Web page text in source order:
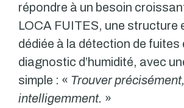
répondre à un besoin
LOCA FUITES, une structure
dédiée à la détection de fuites
diagnostic d’humidité, avec
simple : « Trouver
intelligemment. »